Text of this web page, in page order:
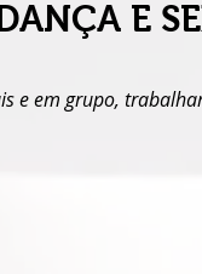
E
e em grupo,